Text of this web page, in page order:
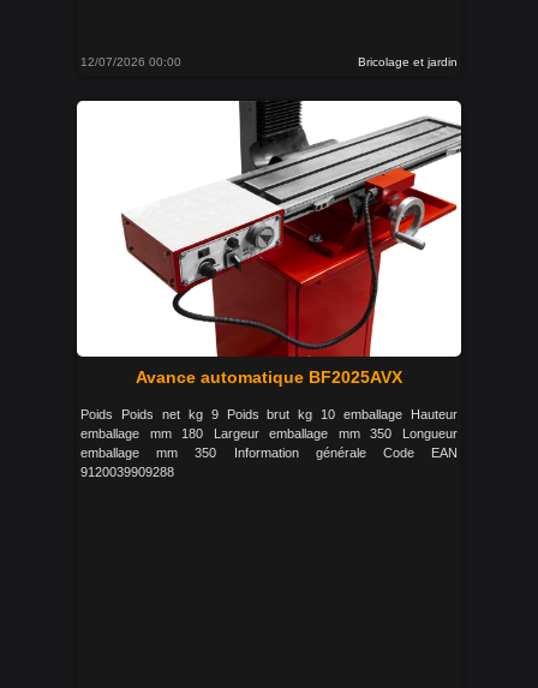
12/07/2026 00:00 Bricolage et jardin
Avance automatique BF2025AVX
Poids Poids net kg 9 Poids brut kg 10 emballage Hauteur
emballage mm 180 Largeur emballage mm 350 Longueur
emballage mm 350 Information générale Code EAN
9120039909288